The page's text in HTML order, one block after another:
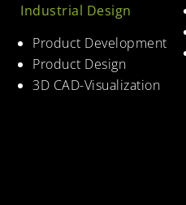
Industrial Design
Product Development
Product Design
3D CAD-Visualization